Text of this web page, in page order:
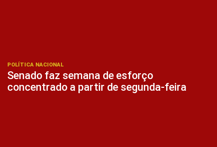
POLÍTICA NACIONAL
Senado faz semana de esforço
concentrado a partir de segunda-feira